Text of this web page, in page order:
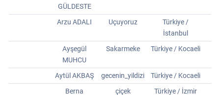
GÜLDESTE
Arzu ADALI Uçuyoruz
Türkiye /
İstanbul
Ayşegül
MUHCU
Sakarmeke Türkiye / Kocaeli
Aytül AKBAŞ gecenin_yildizi
Türkiye / Kocaeli
Berna
çiçek Türkiye / İzmir